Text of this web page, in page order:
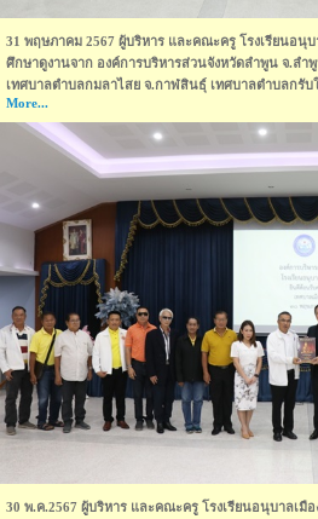
31 พฤษภาคม 2567 ผู้บริหาร และคณะครู โรงเรียนอนุ
ศึกษาดูงานจาก องค์การบริหารส่วนจังหวัดลำพูน จ.ลำ
เทศบาลตำบลกมลาไสย จ.กาฬสินธุ์ เทศบาลตำบลกรับ
More...
30 พ.ค.2567 ผู้บริหาร และคณะครู โรงเรียนอนุบาลเ